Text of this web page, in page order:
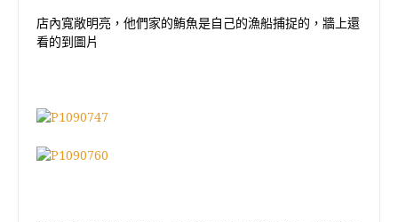
店內寬敞明亮，他們家的鮪魚是自己的漁船捕捉的，牆上還
看的到圖片